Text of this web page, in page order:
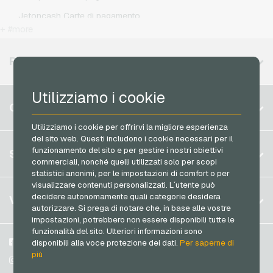
Utilizziamo i cookie
Utilizziamo i cookie per offrirvi la migliore esperienza
del sito web. Questi includono i cookie necessari per il
funzionamento del sito e per gestire i nostri obiettivi
commerciali, nonché quelli utilizzati solo per scopi
statistici anonimi, per le impostazioni di comfort o per
visualizzare contenuti personalizzati. L´utente può
decidere autonomamente quali categorie desidera
autorizzare. Si prega di notare che, in base alle vostre
impostazioni, potrebbero non essere disponibili tutte le
funzionalità del sito. Ulteriori informazioni sono
disponibili alla voce protezione dei dati.Per saperne di
più
Jetoncash Carte di pagamento
Neosurf Carte di pagamento
Razer Gold Carte di pagamento
Transcash Carte di pagamento
REGIONI DISPONIBILI
Belgio
Germania (DE)
Germania (EN)
Francia
Italia
Paesi Bassi
Austria
Portogallo
CONTO
Registrati
Accedi
Il mio carrello
SERVIZIO
FAQ
Metodi di pagamento
Termini & Condizioni&Diritto di recesso
Protezione dei dati
VGO-SHOP
Su di noi
Partner
Facebook
Instagram